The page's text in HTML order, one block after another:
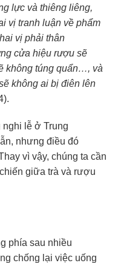
lực và thiêng liêng,
vị tranh luận về phẩm
vị phải thân
cửa hiệu rượu sẽ
không túng quẩn…, và
không ai bị điên lên
nghi lễ ở Trung
, nhưng điều đó
vì vậy, chúng ta cần
giữa trà và rượu
phía sau nhiều
chống lại việc uống